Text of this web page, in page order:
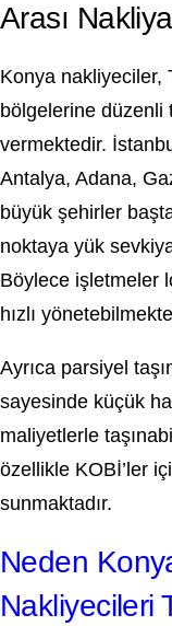
Arası
Konya nakliyeciler,
bölgelerine düzenli
vermektedir.
Antalya, Adana,
büyük şehirler
noktaya yük
Böylece işletmeler
hızlı
Ayrıca parsiyel
sayesinde küçük
maliyetlerle
özellikle KOBİ’ler
sunmaktadır.
Neden
Nakliyecileri